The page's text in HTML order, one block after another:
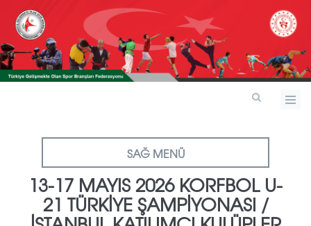
SAĞ MENÜ
13-17 MAYIS 2026 KORFBOL U-
21 TÜRKİYE ŞAMPİYONASI /